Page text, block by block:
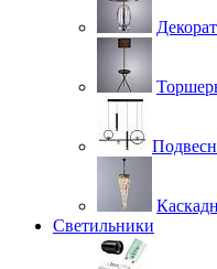
Светильники